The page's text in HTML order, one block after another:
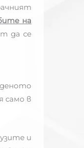
на
да се
само в
и